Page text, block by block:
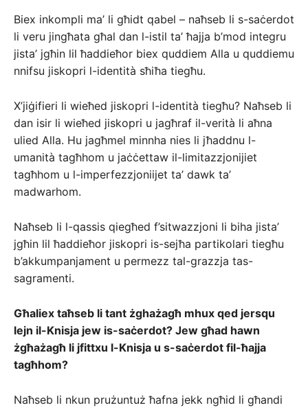
Biex inkompli ma’ li għidt qabel – naħseb li s-saċerdot
li veru jingħata għal dan l-istil ta’ ħajja b’mod integru
jista’ jgħin lil ħaddieħor biex quddiem Alla u quddiemu
nnifsu jiskopri l-identità sħiħa tiegħu.
X’jiġifieri li wieħed jiskopri l-identità tiegħu? Naħseb li
dan isir li wieħed jiskopri u jagħraf il-verità li aħna
ulied Alla. Hu jagħmel minnha nies li jħaddnu l-
umanità tagħhom u jaċċettaw il-limitazzjonijiet
tagħhom u l-imperfezzjoniijet ta’ dawk ta’
madwarhom.
Naħseb li l-qassis qiegħed f’sitwazzjoni li biha jista’
jgħin lil ħaddieħor jiskopri is-sejħa partikolari tiegħu
b’akkumpanjament u permezz tal-grazzja tas-
sagramenti.
Għaliex taħseb li tant żghażagħ mhux qed jersqu
lejn il-Knisja jew is-saċerdot? Jew għad hawn
żgħażagħ li jfittxu l-Knisja u s-saċerdot fil-ħajja
tagħhom?
Naħseb li nkun prużuntuż ħafna jekk ngħid li għandi